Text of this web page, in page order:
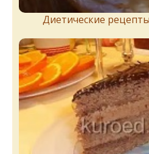
Диетические